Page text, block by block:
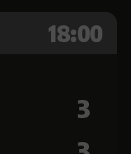
18:00
3